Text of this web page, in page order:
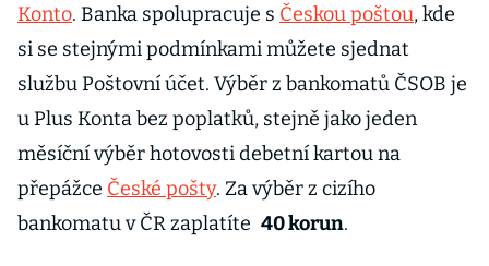
Konto. Banka spolupracuje s Českou poštou, kde
si se stejnými podmínkami můžete sjednat
službu Poštovní účet. Výběr z bankomatů ČSOB je
u Plus Konta bez poplatků, stejně jako jeden
měsíční výběr hotovosti debetní kartou na
přepážce České pošty. Za výběr z cizího
bankomatu v ČR zaplatíte 40 korun.